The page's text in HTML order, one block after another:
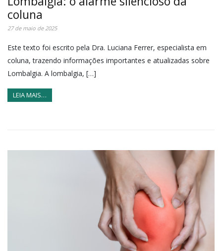
coluna
27 de maio de 2025
Este texto foi escrito pela Dra. Luciana Ferrer, especialista em
coluna, trazendo informações importantes e atualizadas sobre
Lombalgia. A lombalgia, […]
LEIA MAIS…